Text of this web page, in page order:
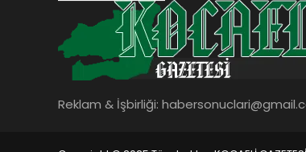
Reklam & İşbirliği: